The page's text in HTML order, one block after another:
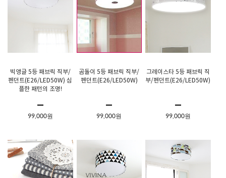
빅앵글 5등 패브릭 직부/
펜던트(E26/LED50W) 심
플한 패턴의 조명!
99,000원
곰돌이 5등 패브릭 직부/
펜던트(E26/LED50W)
99,000원
그레이스타 5등 패브릭 직
부/펜던트(E26/LED50W)
99,000원